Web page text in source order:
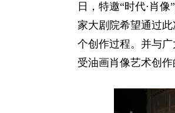
日，特邀“时代·肖
家大剧院希望通过
个创作过程。并与
受油画肖像艺术创作